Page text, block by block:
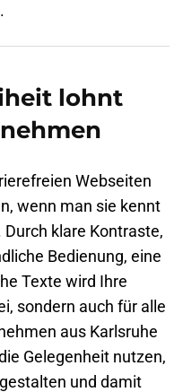
lohnt
Webseiten
wenn man sie kennt
klare Kontraste,
Bedienung, eine
Texte wird Ihre
sondern auch für alle
aus Karlsruhe
Gelegenheit nutzen,
und damit